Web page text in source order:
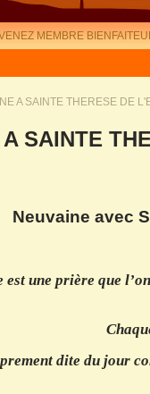
MEMBRE
A SAINTE THERESE DE
A SAINTE
Neuvaine avec
est une prière que
dite du jour